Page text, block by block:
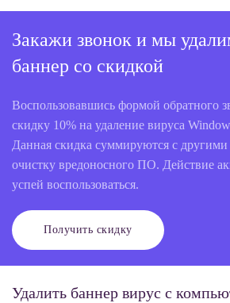
Закажи звонок и мы
баннер со скидкой
Воспользовавшись формой обратного
скидку 10% на удаление вируса
Данная скидка суммируются с
очистку вредоносного ПО. Действие
успей воспользоваться.
Получить скидку
Удалить баннер вирус с